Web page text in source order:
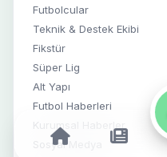
Futbolcular
Teknik & Destek Ekibi
Fikstür
Süper Lig
Alt Yapı
Futbol Haberleri
Kurumsal Haberler
Sosyal Medya